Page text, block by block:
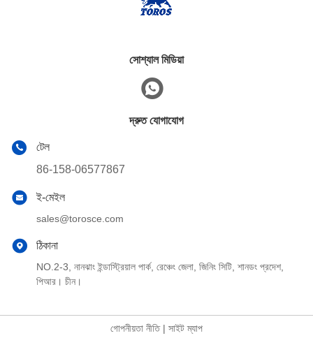
সোশ্যাল মিডিয়া
দ্রুত যোগাযোগ
টেল
86-158-06577867
ই-মেইল
sales@torosce.com
ঠিকানা
NO.2-3, নানঝাং ইন্ডাস্ট্রিয়াল পার্ক, রেঞ্চেং জেলা, জিনিং সিটি, শানডং প্রদেশ,
পিআর। চীন।
গোপনীয়তা নীতি| সাইট ম্যাপ